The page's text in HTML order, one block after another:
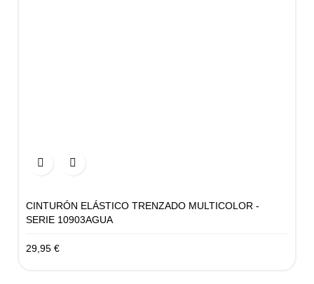
 
CINTURÓN ELÁSTICO TRENZADO MULTICOLOR -
SERIE 10903AGUA
29,95 €